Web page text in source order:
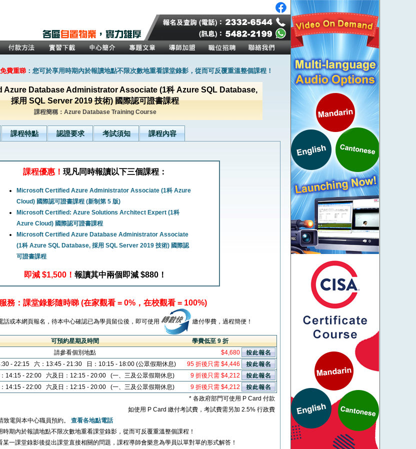
免費重睇：您可於享用時期內於報讀地點不限次數地重看課堂錄影，從而可反覆重溫整個課程！
Azure Database Administrator Associate (1科 Azure SQL Database,
採用 SQL Server 2019 技術) 國際認可證書課程
課程簡稱：Azure Database Training Course
課程特點 認證要求 考試須知 課程內容
課程優惠！ 現凡同時報讀以下三個課程：
Microsoft Certified Azure Administrator Associate (1科 Azure
Cloud) 國際認可證書課程 (新制第 5 版)
Microsoft Certified: Azure Solutions Architect Expert (1科
Azure Cloud) 國際認可證書課程
Microsoft Certified Azure Database Administrator Associate
(1科 Azure SQL Database, 採用 SQL Server 2019 技術) 國際認
可證書課程
即減 $1,500！ 報讀其中兩個即減 $880！
務：課堂錄影隨時睇 (在家觀看 = 0%，在校觀看 = 100%)
話或本網頁報名，待本中心確認已為學員留位後，即可使用 繳付學費，過程簡便！
可預約星期及時間
學費低至 9 折
請參看個別地點
$4,680
- 22:15 六：13:45 - 21:30 日：10:15 - 18:00 (公眾假期休息)
95 折後只需 $4,446
14:15 - 22:00 六及日：12:15 - 20:00 (一、三及公眾假期休息)
9 折後只需 $4,212
14:15 - 22:00 六及日：12:15 - 20:00 (一、三及公眾假期休息)
9 折後只需 $4,212
* 各政府部門可使用 P Card 付款
如使用 P Card 繳付考試費，考試費需另加 2.5% 行政費
致電與本中心職員預約。 查看各地點電話
時期內於報讀地點不限次數地重看課堂錄影，從而可反覆重溫整個課程！
某一課堂錄影後提出課堂直接相關的問題，課程導師會樂意為學員以單對單的形式解答！